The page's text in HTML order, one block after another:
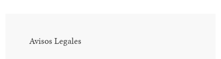
Avisos Legales